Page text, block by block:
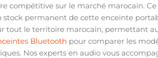
compétitive sur le marché marocain.
permanent de cette enceinte
tout le territoire marocain, permettant
Bluetooth pour comparer les
Nos experts en audio vous